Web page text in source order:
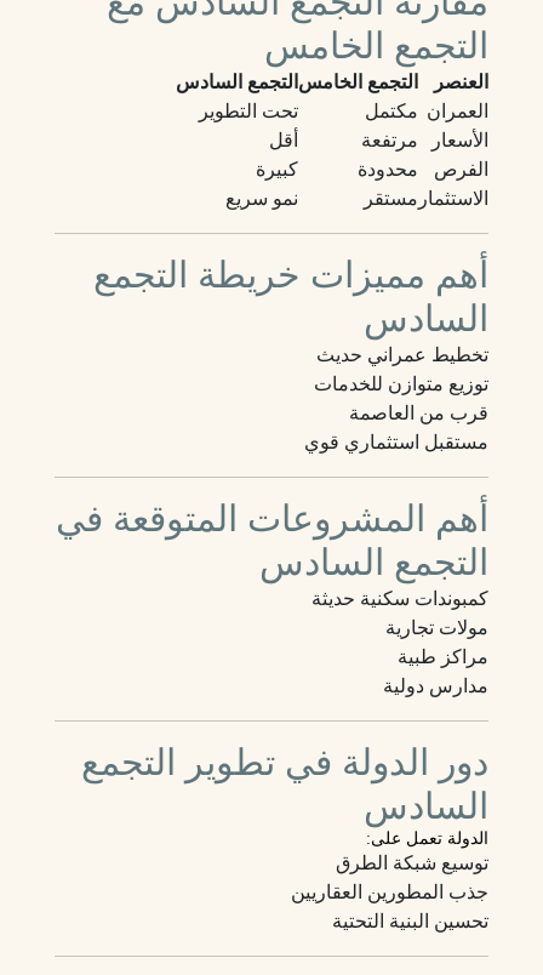
التجمع الخامس
العنصر التجمع الخامس التجمع السادس
العمران مكتمل
تحت التطوير
الأسعار
مرتفعة
أقل
الفرص
محدودة
كبيرة
الاستثمار مستقر نمو سريع
أهم مميزات خريطة التجمع
السادس
تخطيط عمراني حديث
توزيع متوازن للخدمات
قرب من العاصمة
مستقبل استثماري قوي
أهم المشروعات المتوقعة في
التجمع السادس
كمبوندات سكنية حديثة
مولات تجارية
مراكز طبية
مدارس دولية
دور الدولة في تطوير التجمع
السادس
الدولة تعمل على:
توسيع شبكة الطرق
جذب المطورين العقاريين
تحسين البنية التحتية